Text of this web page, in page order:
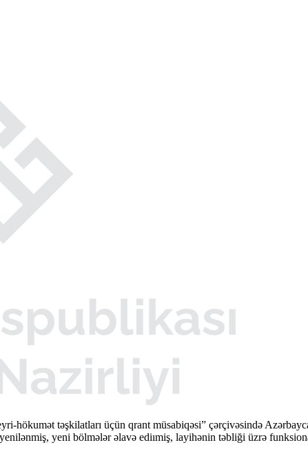
hökumət təşkilatları üçün qrant müsabiqəsi” çərçivəsində
yeni bölmələr əlavə ediımiş, layihənin təbliği üzrə